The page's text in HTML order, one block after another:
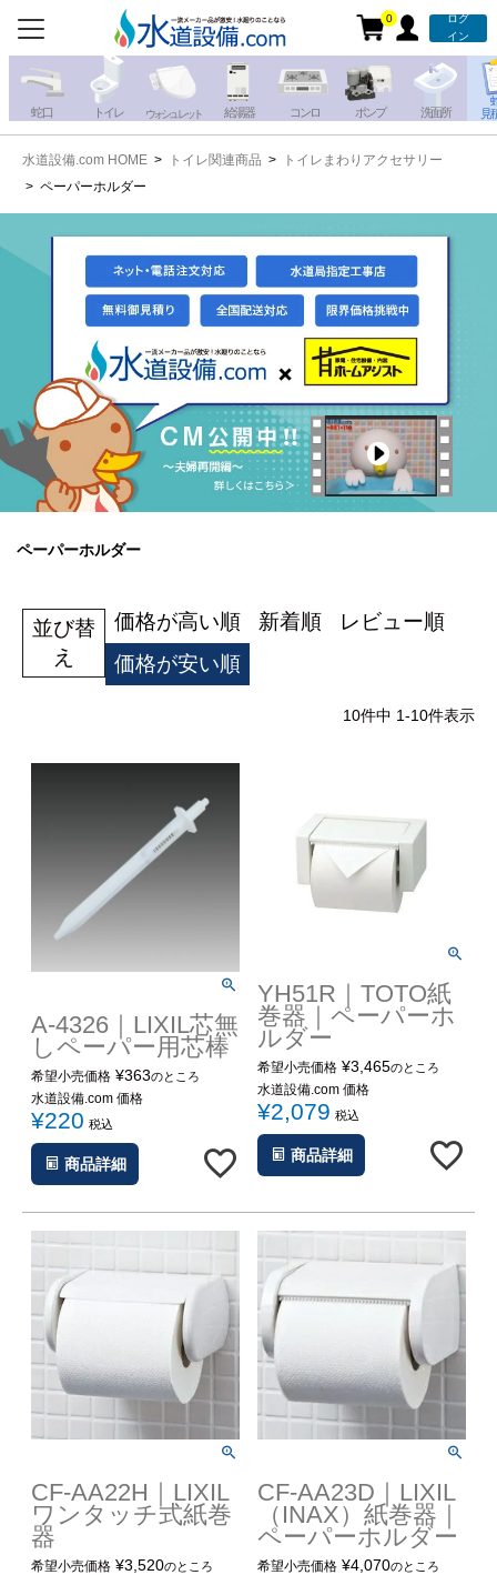
0
ログ
イン
蛇 口 トイレ ウォシュレット 給湯器 コンロ ポンプ 洗面所
見
お電話での注文・お見積も
承っております!!
携帯電話から
写真を送る
蛇 口 トイレ
ト
コンロ
ポンプ
ウォシュレットなどの交換はこちら
給湯器の交換はこちら
ガスコンロの交換はこちら
工事エリア
トイレ見積もりフォーム
給湯器見積もりフォーム
水道設備.com HOME トイレ関連商品
トイレまわりアクセサリー
ペーパーホルダー
ペーパーホルダー
並び替
え
価格が高い順 新着順
レビュー順
価格が安い順
10件中 1-10件表示
A-4326｜LIXIL芯無
しペーパー用芯棒
希望小売価格 ¥363のところ
水道設備.com 価格
¥220 税込
商品詳細
YH51R｜TOTO紙
巻器｜ペーパーホ
ルダー
希望小売価格 ¥3,465のところ
水道設備.com 価格
¥2,079 税込
商品詳細
CF-AA22H｜LIXIL
ワンタッチ式紙巻
器
希望小売価格 ¥3,520のところ
CF-AA23D｜LIXIL
（INAX）紙巻器｜
ペーパーホルダー
希望小売価格 ¥4,070のところ